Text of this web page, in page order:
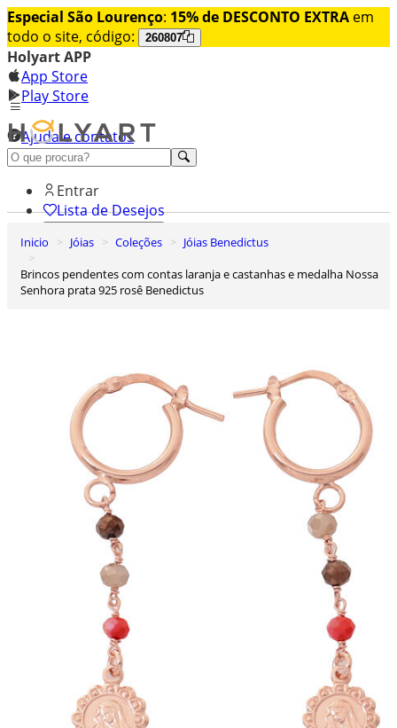
Especial São Lourenço: 15% de DESCONTO EXTRA em
todo o site, código:
260807
Holyart APP
App Store
Play Store
Ajuda e contatos
Conheça premium
Entrar
Lista de Desejos
0
Inicio Jóias Coleções
Jóias Benedictus
Brincos pendentes com contas laranja e castanhas e medalha Nossa
Senhora prata 925 rosê Benedictus